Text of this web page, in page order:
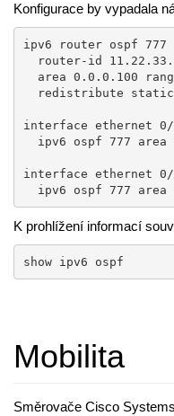
Konfigurace by vypadala
ipv6 router ospf 777
interface ethernet 0/
interface ethernet 0/
ipv6 ospf 777
K prohlížení informací
show ipv6 ospf
Mobilita
Směrovače Cisco